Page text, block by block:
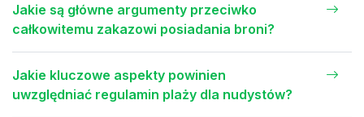
Jakie są główne argumenty przeciwko
całkowitemu zakazowi posiadania broni?
Jakie kluczowe aspekty powinien
uwzględniać regulamin plaży dla nudystów?